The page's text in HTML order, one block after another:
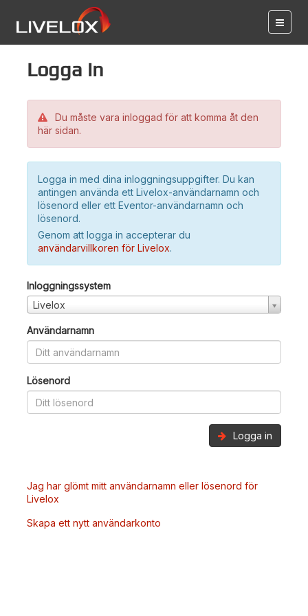
Logga in
Du måste vara inloggad för att komma åt den
här sidan.
Logga in med dina inloggningsuppgifter. Du kan
antingen använda ett Livelox-användarnamn och
lösenord eller ett Eventor-användarnamn och
lösenord.
Genom att logga in accepterar du
användarvillkoren för Livelox.
Inloggningssystem
Livelox
Användarnamn
Lösenord
Logga in
Jag har glömt mitt användarnamn eller lösenord för
Livelox
Skapa ett nytt användarkonto